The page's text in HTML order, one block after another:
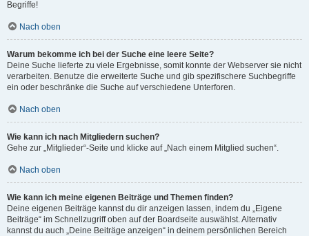
Begriffe!
Nach oben
Warum bekomme ich bei der Suche eine leere Seite?
Deine Suche lieferte zu viele Ergebnisse, somit konnte der Webserver sie nicht
verarbeiten. Benutze die erweiterte Suche und gib spezifischere Suchbegriffe
ein oder beschränke die Suche auf verschiedene Unterforen.
Nach oben
Wie kann ich nach Mitgliedern suchen?
Gehe zur „Mitglieder“-Seite und klicke auf „Nach einem Mitglied suchen“.
Nach oben
Wie kann ich meine eigenen Beiträge und Themen finden?
Deine eigenen Beiträge kannst du dir anzeigen lassen, indem du „Eigene
Beiträge“ im Schnellzugriff oben auf der Boardseite auswählst. Alternativ
kannst du auch „Deine Beiträge anzeigen“ in deinem persönlichen Bereich